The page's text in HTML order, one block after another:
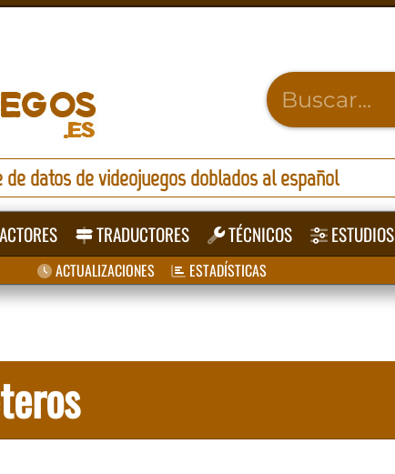
de datos de videojuegos doblados al español
ACTORES TRADUCTORES TÉCNICOS ESTUDIOS
ACTUALIZACIONES ESTADÍSTICAS